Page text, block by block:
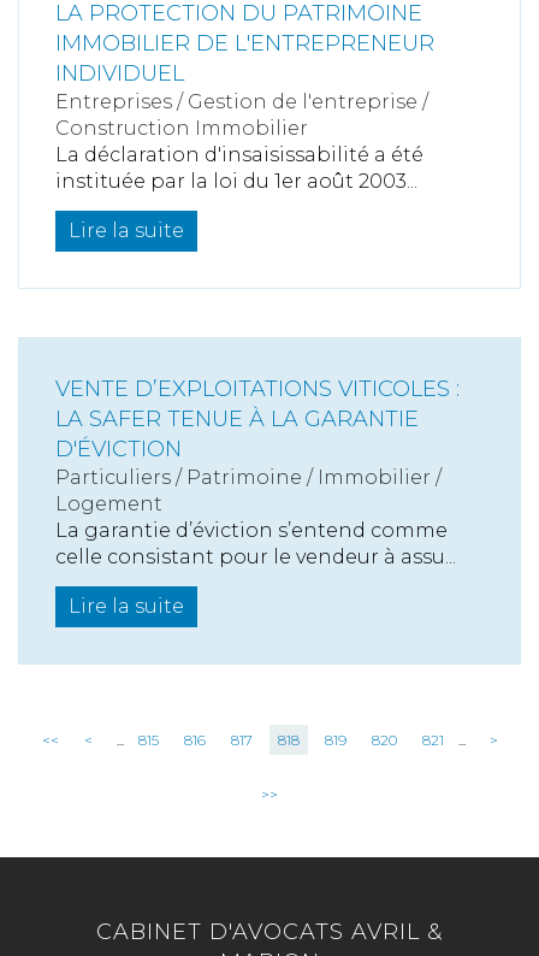
LA PROTECTION DU PATRIMOINE
IMMOBILIER DE L'ENTREPRENEUR
INDIVIDUEL
Entreprises / Gestion de l'entreprise /
Construction Immobilier
La déclaration d'insaisissabilité a été
instituée par la loi du 1er août 2003...
Lire la suite
VENTE D’EXPLOITATIONS VITICOLES :
LA SAFER TENUE À LA GARANTIE
D'ÉVICTION
Particuliers / Patrimoine / Immobilier /
Logement
La garantie d’éviction s’entend comme
celle consistant pour le vendeur à assu...
Lire la suite
<< < ... 815 816 817 818 819 820 821 ... >
>>
CABINET D'AVOCATS AVRIL &